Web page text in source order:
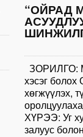
“ОЙРАД
ЗОРИЛГО:
хэсэг болох
хөгжүүлэх,
ХҮРЭЭ: Уг
залуус